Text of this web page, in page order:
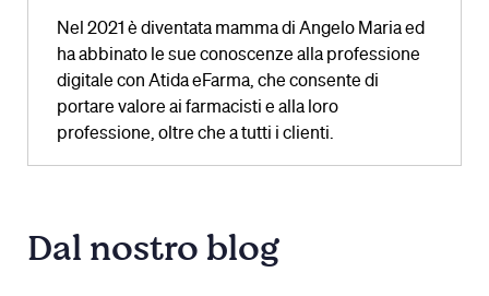
Nel 2021 è diventata mamma di Angelo Maria ed
ha abbinato le sue conoscenze alla professione
digitale con Atida eFarma, che consente di
portare valore ai farmacisti e alla loro
professione, oltre che a tutti i clienti.
Dal nostro blog